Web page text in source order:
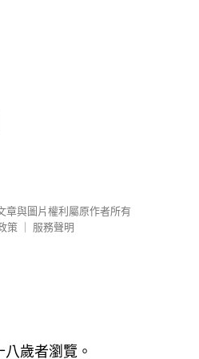
章與圖片權利屬原作者所有
策
服務聲明
歲者瀏覽。